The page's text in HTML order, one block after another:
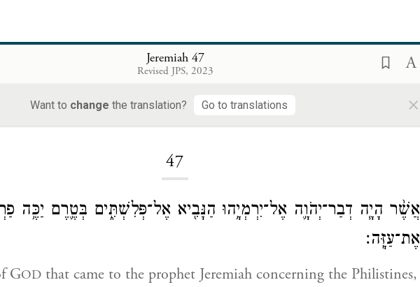
Jeremiah 47
Revised JPS, 2023
Want to change the translation? Go to translations ×
47
אֲשֶׁ֨ר הָיָ֧ה דְבַר־יְהֹוָ֛ה אֶל־יִרְמְיָ֥הוּ הַנָּבִ֖יא אֶל־פְּלִשְׁתִּ֑ים בְּטֶ֛רֶם יַכֶּ֥ה
אֶת־עַזָּֽה׃
GOD that came to the prophet Jeremiah concerning the Philistines,